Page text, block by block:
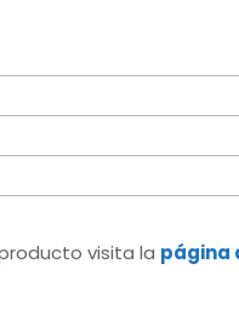
visita la página